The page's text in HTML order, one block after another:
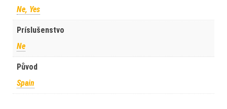
Ne, Yes
Príslušenstvo
Ne
Původ
Spain